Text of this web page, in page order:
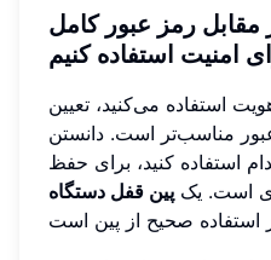
مقابل رمز عبور کامل
امنیت استفاده کنیم
استفاده می‌کنید، تعیین
مناسب‌تر است. دانستن
استفاده کنید، برای حفظ
است. یک پین قفل دستگاه